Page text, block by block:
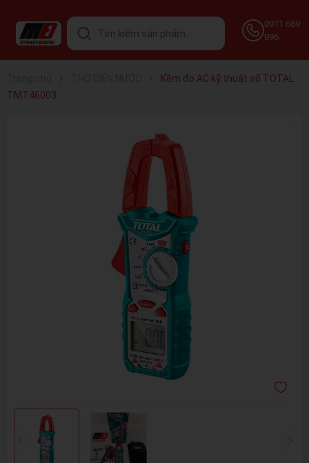
0911 689
896
Kềm đo AC kỹ thuật số TOTAL
TMT46003